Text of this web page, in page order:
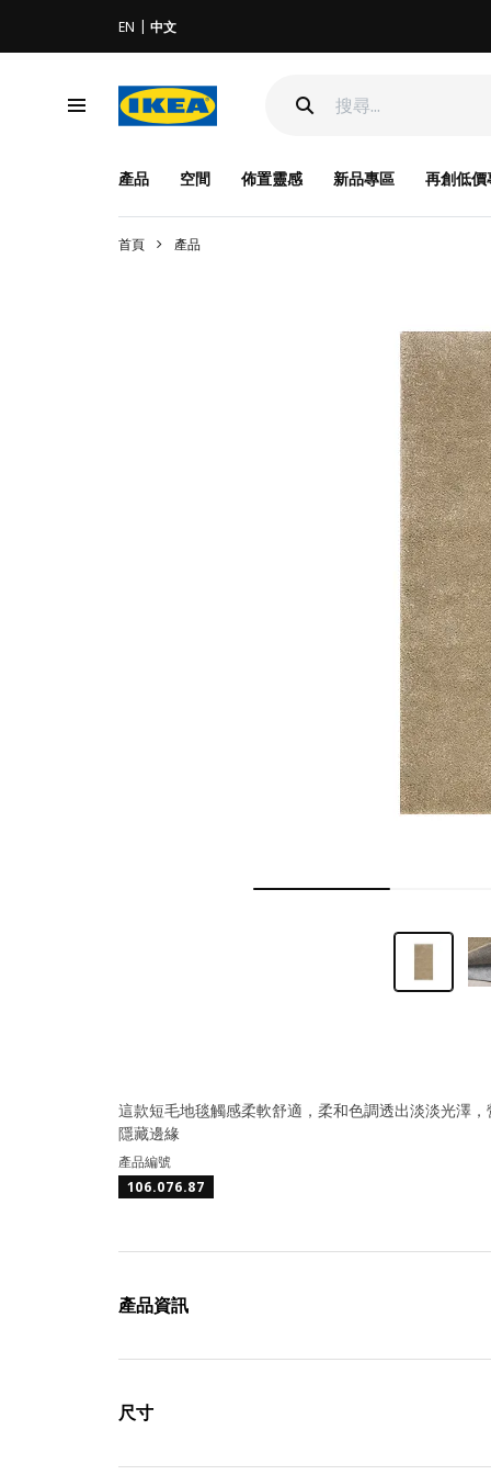
EN 中文
產品 空間 佈置靈感 新品專區 再創低價
首頁 產品
這款短毛地毯觸感柔軟舒適，柔和色調透出淡淡光澤
隱藏邊緣
產品編號
106.076.87
產品資訊
尺寸